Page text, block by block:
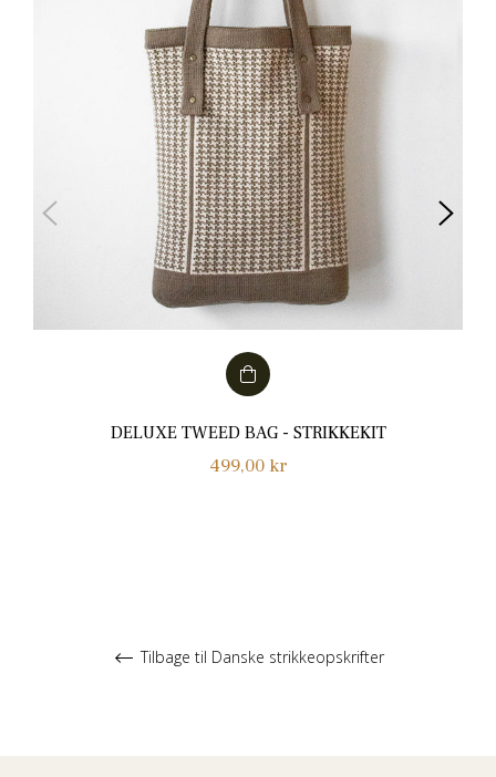
DELUXE TWEED BAG - STRIKKEKIT
Normalpris
499,00 kr
Tilbage til Danske strikkeopskrifter